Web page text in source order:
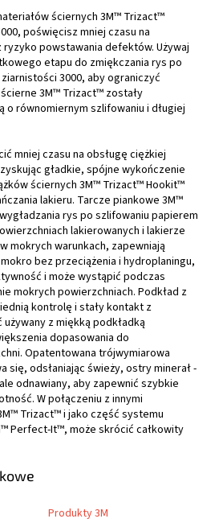
ściernych 3M™ Trizact™
poświęcisz mniej czasu na
ryzyko powstawania defektów. Używaj
etapu do zmiękczania rys po
3000, aby ograniczyć
3M™ Trizact™ zostały
o równomiernym szlifowaniu i długiej
mniej czasu na obsługę ciężkiej
gładkie, spójne wykończenie
ściernych 3M™ Trizact™ Hookit™
lakieru. Tarcze piankowe 3M™
rys po szlifowaniu papierem
lakierowanych i lakierze
mokrych warunkach, zapewniają
bez przeciążenia i hydroplaningu,
i może wystąpić podczas
mokrych powierzchniach. Podkład z
kontrolę i stały kontakt z
z miękką podkładką
dopasowania do
Opatentowana trójwymiarowa
się, odsłaniając świeży, ostry minerał -
odnawiany, aby zapewnić szybkie
W połączeniu z innymi
Trizact™ i jako część systemu
Perfect-It™, może skrócić całkowity
Produkty 3M